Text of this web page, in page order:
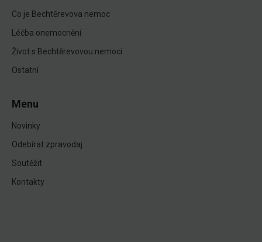
Co je Bechtěrevova nemoc
Léčba onemocnění
Život s Bechtěrevovou nemocí
Ostatní
Menu
Novinky
Odebírat zpravodaj
Soutěžit
Kontakty